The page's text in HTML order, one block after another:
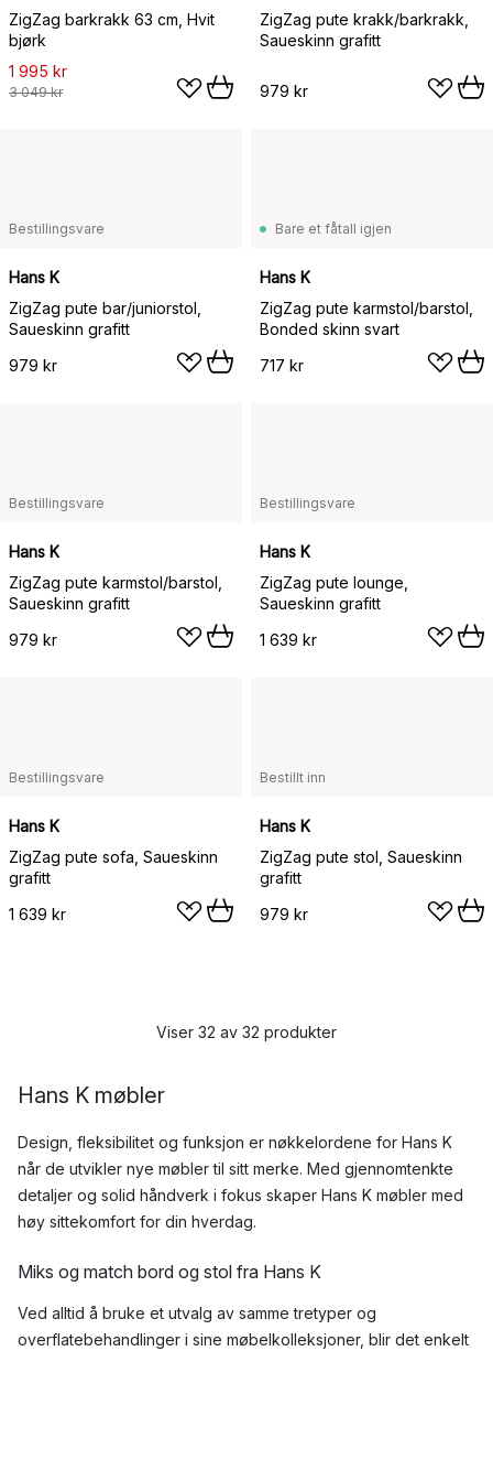
ZigZag barkrakk 63 cm, Hvit
bjørk
1 995 kr
3 049 kr
ZigZag pute krakk/barkrakk,
Saueskinn grafitt
979 kr
Bestillingsvare
Hans K
ZigZag pute bar/juniorstol,
Saueskinn grafitt
979 kr
Bare et fåtall igjen
Hans K
ZigZag pute karmstol/barstol,
Bonded skinn svart
717 kr
Bestillingsvare
Hans K
ZigZag pute karmstol/barstol,
Saueskinn grafitt
979 kr
Bestillingsvare
Hans K
ZigZag pute lounge,
Saueskinn grafitt
1 639 kr
Bestillingsvare
Hans K
ZigZag pute sofa, Saueskinn
grafitt
1 639 kr
Bestillt inn
Hans K
ZigZag pute stol, Saueskinn
grafitt
979 kr
Viser 32 av 32 produkter
Hans K møbler
Design, fleksibilitet og funksjon er nøkkelordene for Hans K
når de utvikler nye møbler til sitt merke. Med gjennomtenkte
detaljer og solid håndverk i fokus skaper Hans K møbler med
høy sittekomfort for din hverdag.
Miks og match bord og stol fra Hans K
Ved alltid å bruke et utvalg av samme tretyper og
overflatebehandlinger i sine møbelkolleksjoner, blir det enkelt